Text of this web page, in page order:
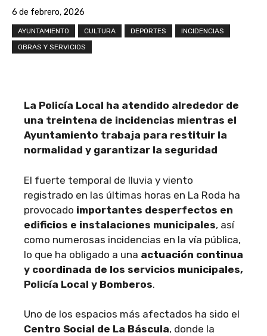
6 de febrero, 2026
AYUNTAMIENTO CULTURA DEPORTES
INCIDENCIAS
OBRAS Y SERVICIOS
La Policía Local ha atendido alrededor de
una treintena de incidencias mientras el
Ayuntamiento trabaja para restituir la
normalidad y garantizar la seguridad
El fuerte temporal de lluvia y viento
registrado en las últimas horas en La Roda ha
provocado importantes desperfectos en
edificios e instalaciones municipales, así
como numerosas incidencias en la vía pública,
lo que ha obligado a una actuación continua
y coordinada de los servicios municipales,
Policía Local y Bomberos.
Uno de los espacios más afectados ha sido el
Centro Social de La Báscula, donde la